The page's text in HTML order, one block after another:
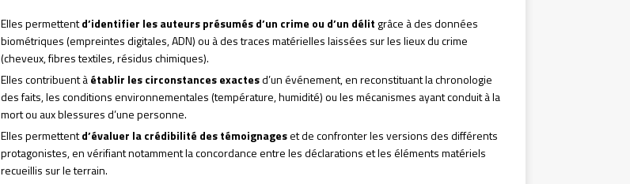
Elles permettentd’identifier les auteurs présumés d’un crime ou d’un délitgrâce à des données
biométriques (empreintes digitales, ADN) ou à des traces matérielles laissées sur les lieux du crime
(cheveux, fibres textiles, résidus chimiques).
Elles contribuent àétablir les circonstances exactesd’un événement, en reconstituant la chronologie
des faits, les conditions environnementales (température, humidité) ou les mécanismes ayant conduit à la
mort ou aux blessures d’une personne.
Elles permettentd’évaluer la crédibilité des témoignageset de confronter les versions des différents
protagonistes, en vérifiant notamment la concordance entre les déclarations et les éléments matériels
recueillis sur le terrain.